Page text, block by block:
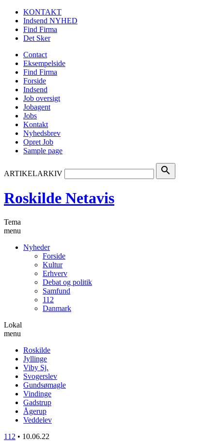
KONTAKT
Indsend NYHED
Find Firma
Det Sker
Contact
Eksempelside
Find Firma
Forside
Indsend
Job oversigt
Jobagent
Jobs
Kontakt
Nyhedsbrev
Opret Job
Sample page
ARTIKELARKIV search
Roskilde Netavis
Tema
menu
Nyheder
Forside
Kultur
Erhverv
Debat og politik
Samfund
112
Danmark
Lokal
menu
Roskilde
Jyllinge
Viby Sj.
Svogerslev
Gundsømagle
Vindinge
Gadstrup
Ågerup
Veddelev
112 • 10.06.22